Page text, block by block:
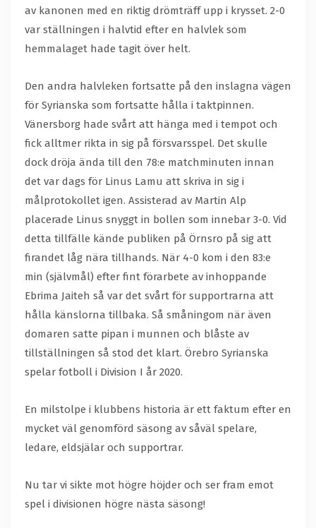
av kanonen med en riktig drömträff upp i krysset. 2-0
var ställningen i halvtid efter en halvlek som
hemmalaget hade tagit över helt.
Den andra halvleken fortsatte på den inslagna vägen
för Syrianska som fortsatte hålla i taktpinnen.
Vänersborg hade svårt att hänga med i tempot och
fick alltmer rikta in sig på försvarsspel. Det skulle
dock dröja ända till den 78:e matchminuten innan
det var dags för Linus Lamu att skriva in sig i
målprotokollet igen. Assisterad av Martin Alp
placerade Linus snyggt in bollen som innebar 3-0. Vid
detta tillfälle kände publiken på Örnsro på sig att
firandet låg nära tillhands. När 4-0 kom i den 83:e
min (självmål) efter fint förarbete av inhoppande
Ebrima Jaiteh så var det svårt för supportrarna att
hålla känslorna tillbaka. Så småningom när även
domaren satte pipan i munnen och blåste av
tillställningen så stod det klart. Örebro Syrianska
spelar fotboll i Division I år 2020.
En milstolpe i klubbens historia är ett faktum efter en
mycket väl genomförd säsong av såväl spelare,
ledare, eldsjälar och supportrar.
Nu tar vi sikte mot högre höjder och ser fram emot
spel i divisionen högre nästa säsong!